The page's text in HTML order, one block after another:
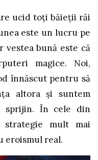
ucid toți băieții răi
este un lucru pe
bună este că
magice. Noi,
înnăscut pentru să
altora și suntem
sprijin. În cele din
strategie mult mai
eroismul real.